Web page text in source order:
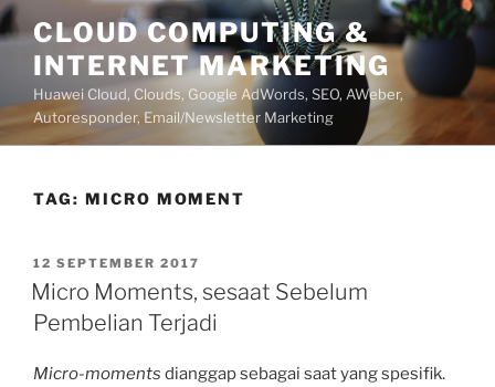
Lompat
ke
konten
CLOUD COMPUTING &
INTERNET MARKETING
Huawei Cloud, Clouds, Google AdWords, SEO, AWeber,
Autoresponder, Email/Newsletter Marketing
TAG: MICRO MOMENT
DIPOSKAN
PADA
12 SEPTEMBER 2017
Micro Moments, sesaat Sebelum
Pembelian Terjadi
Micro-moments dianggap sebagai saat yang spesifik.